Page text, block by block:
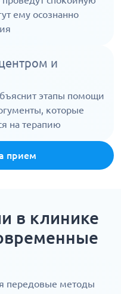
ему осознанно
и
этапы помощи
которые
на терапию
прием
в клинике
передовые методы